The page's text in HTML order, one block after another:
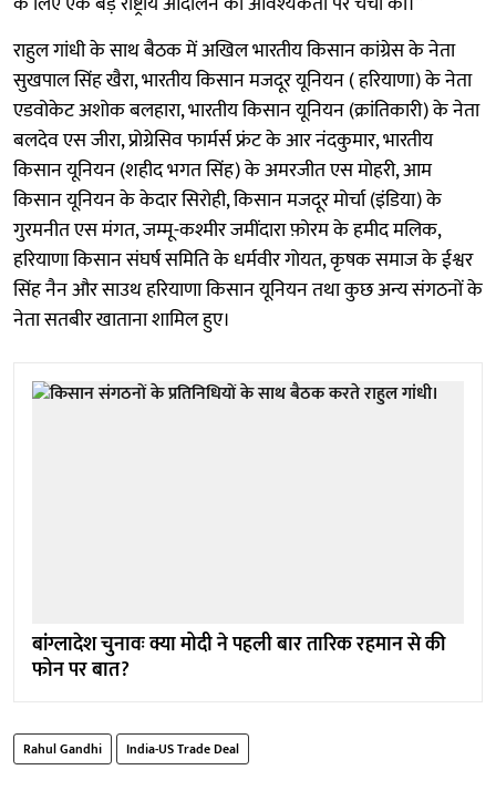
राहुल गांधी के साथ बैठक में अखिल भारतीय किसान कांग्रेस के नेता
सुखपाल सिंह खैरा, भारतीय किसान मजदूर यूनियन ( हरियाणा) के नेता
एडवोकेट अशोक बलहारा, भारतीय किसान यूनियन (क्रांतिकारी) के नेता
बलदेव एस जीरा, प्रोग्रेसिव फार्मर्स फ्रंट के आर नंदकुमार, भारतीय
किसान यूनियन (शहीद भगत सिंह) के अमरजीत एस मोहरी, आम
किसान यूनियन के केदार सिरोही, किसान मजदूर मोर्चा (इंडिया) के
गुरमनीत एस मंगत, जम्मू-कश्मीर जमींदारा फ़ोरम के हमीद मलिक,
हरियाणा किसान संघर्ष समिति के धर्मवीर गोयत, कृषक समाज के ईश्वर
सिंह नैन और साउथ हरियाणा किसान यूनियन तथा कुछ अन्य संगठनों के
नेता सतबीर खाताना शामिल हुए।
बांग्लादेश चुनावः क्या मोदी ने पहली बार तारिक रहमान से की
फोन पर बात?
Rahul Gandhi India-US Trade Deal